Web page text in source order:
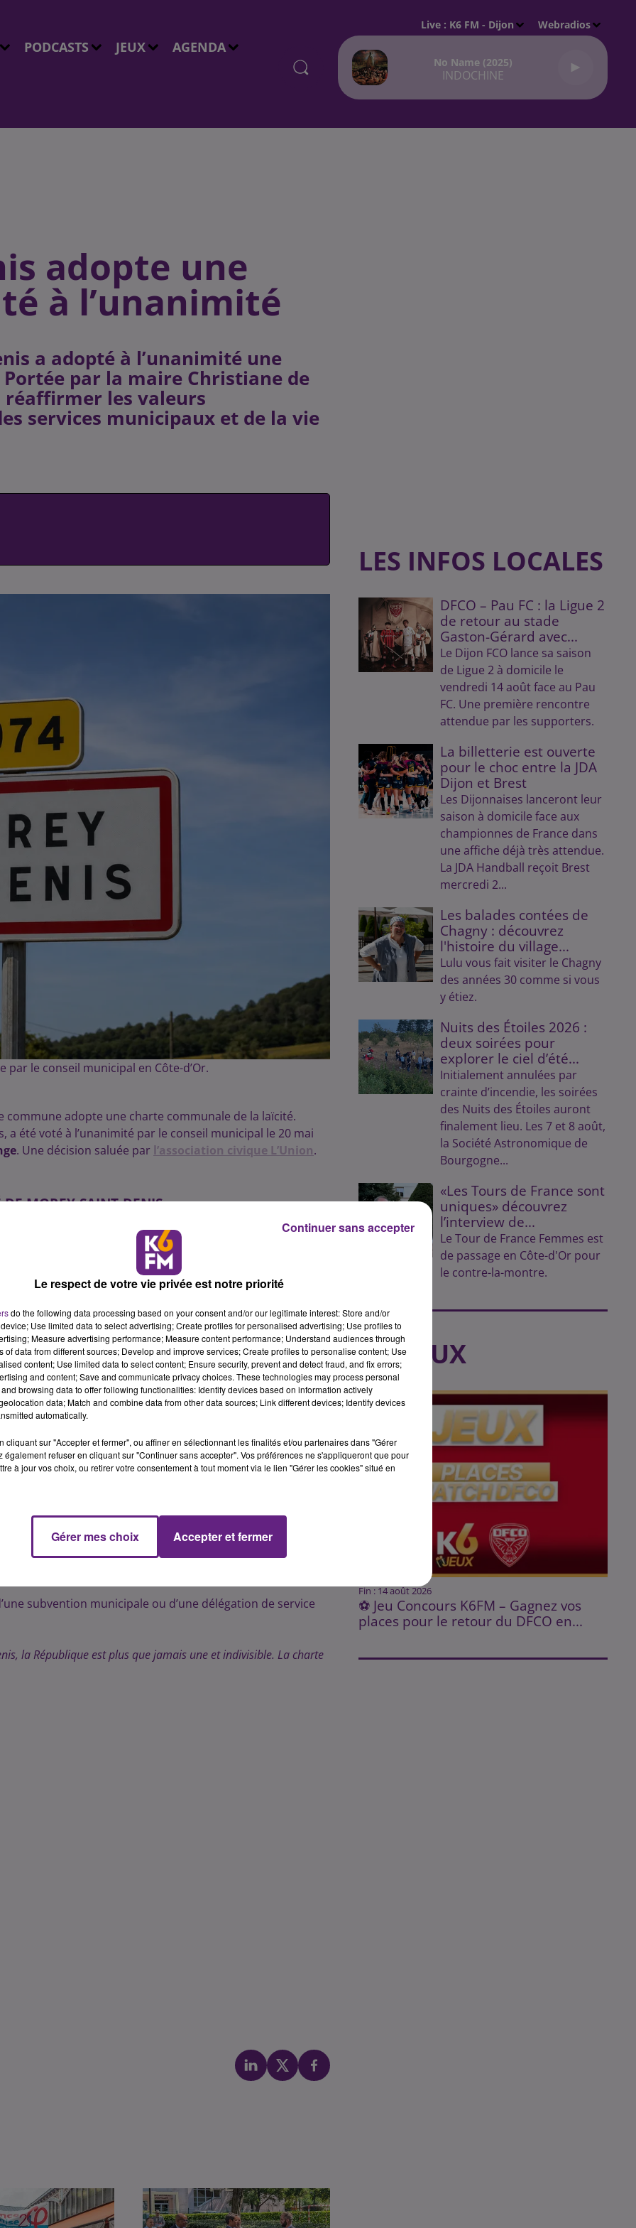
PODCASTS JEUX AGENDA
Live : K6 FM - Dijon Webradios
No Name (2025)
INDOCHINE
adopte une
à l’unanimité
a adopté à l’unanimité une
par la maire Christiane de
les valeurs
services municipaux et de la vie
le conseil municipal en Côte-d’Or.
commune adopte une charte communale de la laïcité.
a été voté à l’unanimité par le conseil municipal le 20 mai
. Une décision saluée par l’association civique L’Union.
MOREY-SAINT-DENIS
entre Dijon et Beaune affirmeson attachement
aux
le document élaboré par l’association L’Union,
sur les questions de laïcité.
libres penseurs de Côte-d’Or,le Comité Laïcité
la laïcité.
a participé à l’élaboration de cette charte. Selon le
s’en dote après les élections municipales.
de laïcité au sein de la vie municipale
et citoyens de Côte-d’Or à la laïcité», présentée comme un «
de la vie locale
;
subvention municipale ou d’une délégation de service
la République est plus que jamais une et indivisible. La charte
LES INFOS LOCALES
DFCO – Pau FC : la Ligue 2
de retour au stade
Gaston-Gérard avec...
Le Dijon FCO lance sa saison
de Ligue 2 à domicile le
vendredi 14 août face au Pau
FC. Une première rencontre
attendue par les supporters.
La billetterie est ouverte
pour le choc entre la JDA
Dijon et Brest
Les Dijonnaises lanceront leur
saison à domicile face aux
championnes de France dans
une affiche déjà très attendue.
La JDA Handball reçoit Brest
mercredi 2...
Les balades contées de
Chagny : découvrez
l'histoire du village...
Lulu vous fait visiter le Chagny
des années 30 comme si vous
y étiez.
Nuits des Étoiles 2026 :
deux soirées pour
explorer le ciel d’été...
Initialement annulées par
crainte d’incendie, les soirées
des Nuits des Étoiles auront
finalement lieu. Les 7 et 8 août,
la Société Astronomique de
Bourgogne...
«Les Tours de France sont
uniques» découvrez
l’interview de...
Le Tour de France Femmes est
de passage en Côte-d'Or pour
le contre-la-montre.
LES JEUX
Fin : 14 août 2026
⚽ Jeu Concours K6FM – Gagnez vos
places pour le retour du DFCO en...
Le respect de votre vie privée est notre priorité
do the following data processing based on your consent and/or our legitimate interest: Store and/or
Use limited data to select advertising; Create profiles for personalised advertising; Use profiles to
Measure advertising performance; Measure content performance; Understand audiences through
of data from different sources; Develop and improve services; Create profiles to personalise content; Use
content; Use limited data to select content; Ensure security, prevent and detect fraud, and fix errors;
and content; Save and communicate privacy choices. These technologies may process personal
browsing data to offer following functionalities: Identify devices based on information actively
data; Match and combine data from other data sources; Link different devices; Identify devices
automatically.
cliquant sur "Accepter et fermer", ou affiner en sélectionnant les finalités et/ou partenaires dans "Gérer
également refuser en cliquant sur "Continuer sans accepter". Vos préférences ne s'appliqueront que pour
à jour vos choix, ou retirer votre consentement à tout moment via le lien "Gérer les cookies" situé en
Gérer mes choix Accepter et fermer
Continuer sans accepter